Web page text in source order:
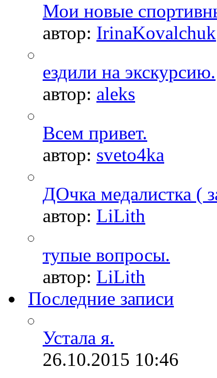
Мои новые
автор: IrinaKovalchuk
ездили на экскурсию.
автор: aleks
Всем привет.
автор: sveto4ka
ДОчка медалистка (
автор: LiLith
тупые вопросы.
автор: LiLith
Последние записи
Устала я.
26.10.2015 10:46